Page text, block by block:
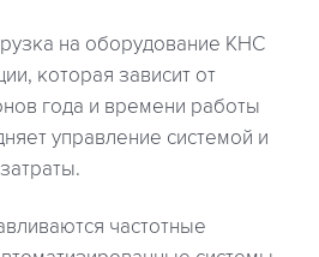
на оборудование КНС
которая зависит от
года и времени работы
управление системой и
частотные